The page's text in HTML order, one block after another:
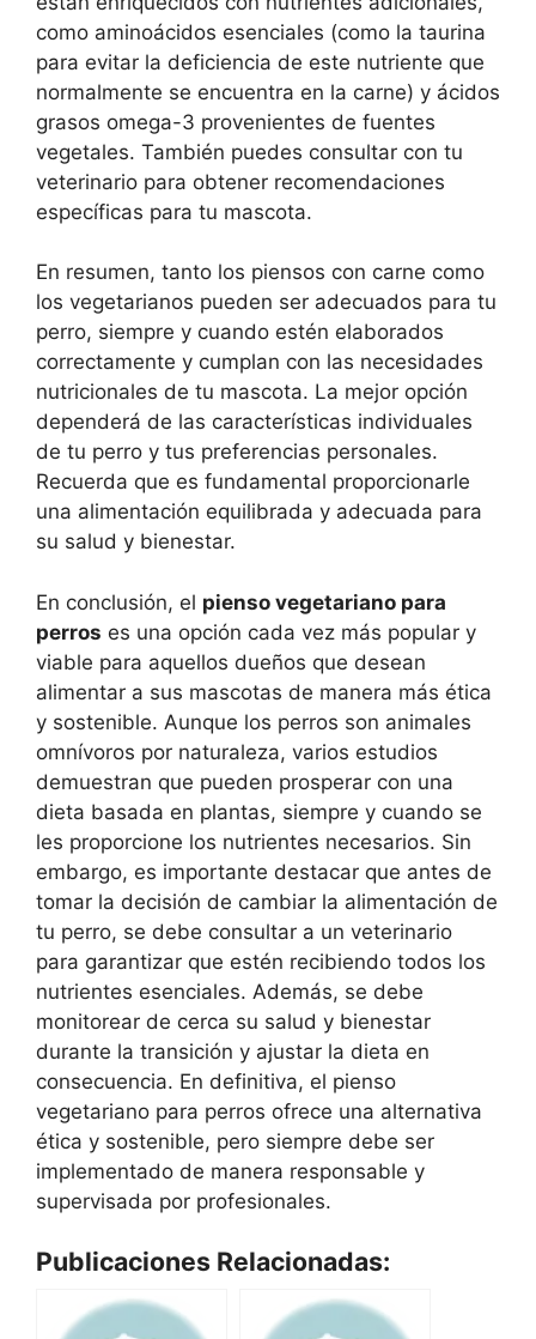
como aminoácidos esenciales (como la taurina
para evitar la deficiencia de este nutriente que
normalmente se encuentra en la carne) y ácidos
grasos omega-3 provenientes de fuentes
vegetales. También puedes consultar con tu
veterinario para obtener recomendaciones
específicas para tu mascota.
En resumen, tanto los piensos con carne como
los vegetarianos pueden ser adecuados para tu
perro, siempre y cuando estén elaborados
correctamente y cumplan con las necesidades
nutricionales de tu mascota. La mejor opción
dependerá de las características individuales
de tu perro y tus preferencias personales.
Recuerda que es fundamental proporcionarle
una alimentación equilibrada y adecuada para
su salud y bienestar.
En conclusión, el pienso vegetariano para
perros es una opción cada vez más popular y
viable para aquellos dueños que desean
alimentar a sus mascotas de manera más ética
y sostenible. Aunque los perros son animales
omnívoros por naturaleza, varios estudios
demuestran que pueden prosperar con una
dieta basada en plantas, siempre y cuando se
les proporcione los nutrientes necesarios. Sin
embargo, es importante destacar que antes de
tomar la decisión de cambiar la alimentación de
tu perro, se debe consultar a un veterinario
para garantizar que estén recibiendo todos los
nutrientes esenciales. Además, se debe
monitorear de cerca su salud y bienestar
durante la transición y ajustar la dieta en
consecuencia. En definitiva, el pienso
vegetariano para perros ofrece una alternativa
ética y sostenible, pero siempre debe ser
implementado de manera responsable y
supervisada por profesionales.
Publicaciones Relacionadas: